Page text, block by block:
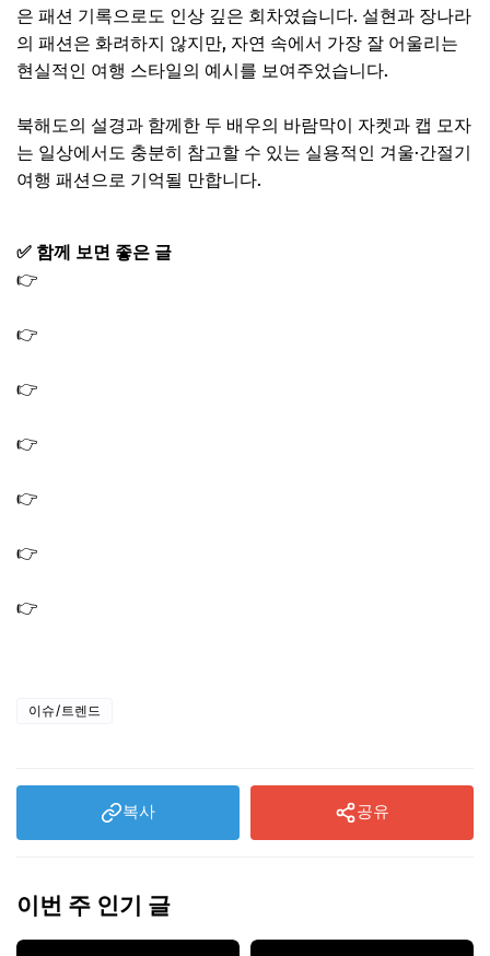
은 패션 기록으로도 인상 깊은 회차였습니다. 설현과 장나라
의 패션은 화려하지 않지만, 자연 속에서 가장 잘 어울리는
현실적인 여행 스타일의 예시를 보여주었습니다.
북해도의 설경과 함께한 두 배우의 바람막이 자켓과 캡 모자
는 일상에서도 충분히 참고할 수 있는 실용적인 겨울·간절기
여행 패션으로 기억될 만합니다.
✅ 함께 보면 좋은 글
👉
👉
👉
👉
👉
👉
👉
이슈/트렌드
복사 공유
이번 주 인기 글